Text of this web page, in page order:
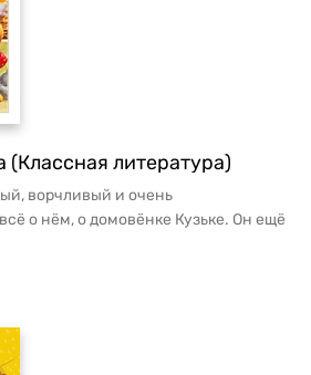
(Классная литература)
ворчливый и очень
о нём, о домовёнке Кузьке. Он ещё